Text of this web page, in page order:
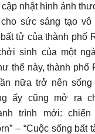
nhật hình ảnh
sức sáng tạo
tử của thành phố
sinh của một
thế này, thành phố
nữa trở nên sống
ấy cũng mở ra
trình mới:
– “Cuộc sống bất